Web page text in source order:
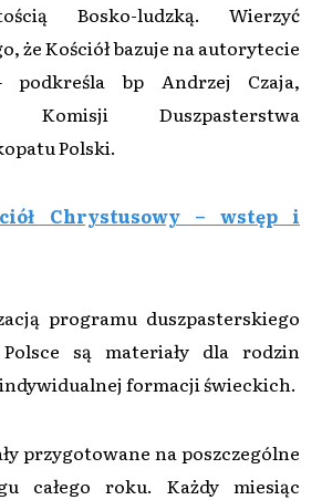
Bosko-ludzką. Wierzyć
że Kościół bazuje na autorytecie
podkreśla bp Andrzej Czaja,
Komisji Duszpasterstwa
Polski.
Chrystusowy – wstęp i
programu duszpasterskiego
są materiały dla rodzin
formacji świeckich.
przygotowane na poszczególne
całego roku. Każdy miesiąc